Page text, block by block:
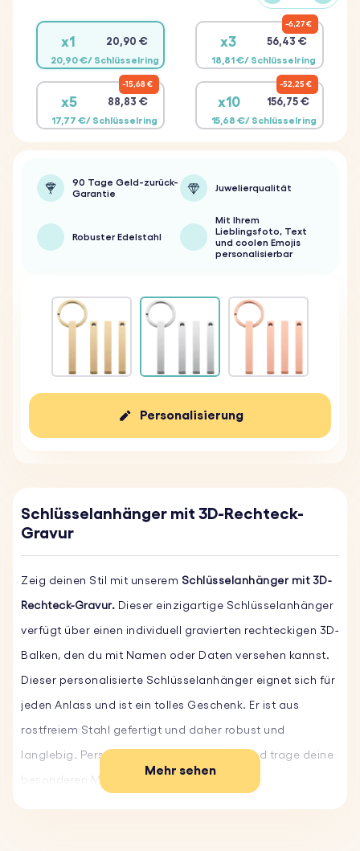
x1 20,90 €
20,90 €/ Schlüsselring
x3 56,43 €
18,81 €/ Schlüsselring
6,27 €
x5 88,83 €
17,77 €/ Schlüsselring
15,68 €
x10 156,75 €
15,68 €/ Schlüsselring
52,25 €
90 Tage Geld-zurück-
Garantie
Juwelierqualität
Robuster Edelstahl
Mit Ihrem
Lieblingsfoto, Text
und coolen Emojis
personalisierbar
Personalisierung
Schlüsselanhänger mit 3D-Rechteck-
Gravur
Zeig deinen Stil mit unserem Schlüsselanhänger mit 3D-
Rechteck-Gravur. Dieser einzigartige Schlüsselanhänger
verfügt über einen individuell gravierten rechteckigen 3D-
Balken, den du mit Namen oder Daten versehen kannst.
Dieser personalisierte Schlüsselanhänger eignet sich für
jeden Anlass und ist ein tolles Geschenk. Er ist aus
rostfreiem Stahl gefertigt und daher robust und
langlebig. Personalisiere ihn noch heute und trage deine
besonderen Momente bei dir.
Mehr sehen